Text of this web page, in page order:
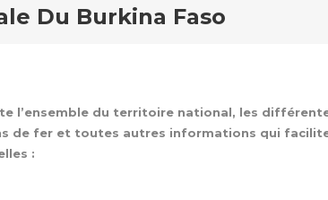
Du Burkina Faso
l’ensemble du territoire national, les
de fer et toutes autres informations qui
: